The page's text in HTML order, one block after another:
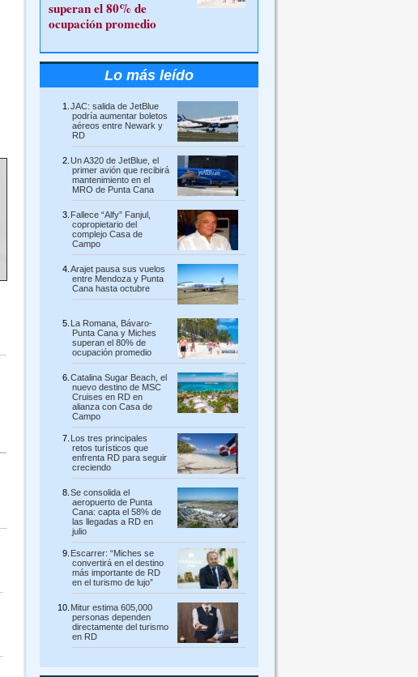
superan el 80% de
ocupación promedio
Lo más leído
JAC: salida de JetBlue
podría aumentar boletos
aéreos entre Newark y
RD
Un A320 de JetBlue, el
primer avión que recibirá
mantenimiento en el
MRO de Punta Cana
Fallece “Alfy” Fanjul,
copropietario del
complejo Casa de
Campo
Arajet pausa sus vuelos
entre Mendoza y Punta
Cana hasta octubre
La Romana, Bávaro-
Punta Cana y Miches
superan el 80% de
ocupación promedio
Catalina Sugar Beach, el
nuevo destino de MSC
Cruises en RD en
alianza con Casa de
Campo
Los tres principales
retos turísticos que
enfrenta RD para seguir
creciendo
Se consolida el
aeropuerto de Punta
Cana: capta el 58% de
las llegadas a RD en
julio
Escarrer: “Miches se
convertirá en el destino
más importante de RD
en el turismo de lujo”
Mitur estima 605,000
personas dependen
directamente del turismo
en RD